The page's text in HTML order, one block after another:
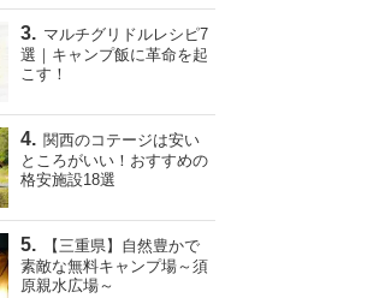
マルチグリドルレシピ7
選｜キャンプ飯に革命を起
こす！
関西のコテージは安い
ところがいい！おすすめの
格安施設18選
【三重県】自然豊かで
素敵な無料キャンプ場～須
原親水広場～